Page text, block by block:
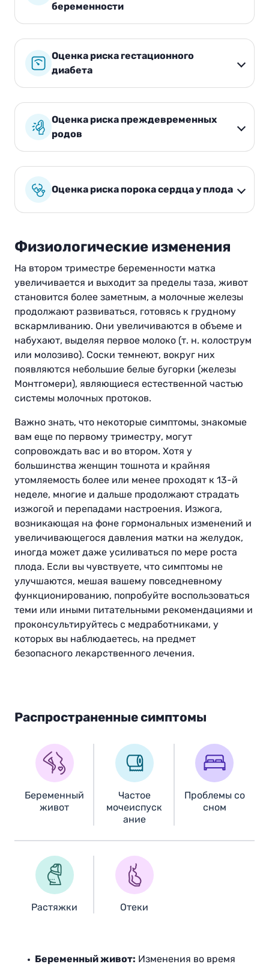
беременности
Оценка риска гестационного
диабета
Оценка риска преждевременных
родов
Оценка риска порока сердца у плода
Физиологические изменения
На втором триместре беременности матка
увеличивается и выходит за пределы таза, живот
становится более заметным, а молочные железы
продолжают развиваться, готовясь к грудному
вскармливанию. Они увеличиваются в объеме и
набухают, выделяя первое молоко (т. н. колострум
или молозиво). Соски темнеют, вокруг них
появляются небольшие белые бугорки (железы
Монтгомери), являющиеся естественной частью
системы молочных протоков.
Важно знать, что некоторые симптомы, знакомые
вам еще по первому триместру, могут
сопровождать вас и во втором. Хотя у
большинства женщин тошнота и крайняя
утомляемость более или менее проходят к 13-й
неделе, многие и дальше продолжают страдать
изжогой и перепадами настроения. Изжога,
возникающая на фоне гормональных изменений и
увеличивающегося давления матки на желудок,
иногда может даже усиливаться по мере роста
плода. Если вы чувствуете, что симптомы не
улучшаются, мешая вашему повседневному
функционированию, попробуйте воспользоваться
теми или иными питательными рекомендациями и
проконсультируйтесь с медработниками, у
которых вы наблюдаетесь, на предмет
безопасного лекарственного лечения.
Распространенные симптомы
Беременный
живот
Частое
мочеиспуск
ание
Проблемы со
сном
Pастяжки Отеки
Беременный живот: Изменения во время